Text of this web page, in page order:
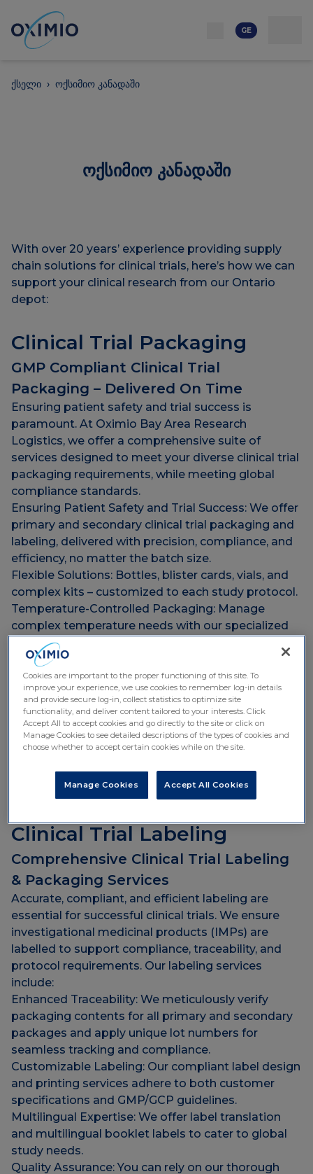
კარიერა
GE
ქსელი › ოქსიმიო კანადაში
ოქსიმიო კანადაში
With over 20 years’ experience providing supply
chain solutions for clinical trials, here’s how we can
support your clinical research from our Ontario
depot:
Clinical Trial Packaging
GMP Compliant Clinical Trial
Packaging – Delivered On Time
Ensuring patient safety and trial success is
paramount. At Oximio Bay Area Research
Logistics, we offer a comprehensive suite of
services designed to meet your diverse clinical trial
packaging requirements, while meeting global
compliance standards.
Ensuring Patient Safety and Trial Success: We offer
primary and secondary clinical trial packaging and
labeling, delivered with precision, compliance, and
efficiency, no matter the batch size.
Flexible Solutions: Bottles, blister cards, vials, and
complex kits – customized to each study protocol.
Temperature-Controlled Packaging: Manage
complex temperature needs with our specialized
environments, including cold-chain and frozen
secondary packaging for vaccines and biologics.
Risk Mitigation: We ensure validated processes
and packaging to reduce temperature excursions
and protect supply integrity.
Unwavering Agility: Flexible, responsive operations
to address unforeseen challenges without
Our commitment is to provide you with reliable
packaging that ensures your clinical trial supplies
Clinical Trial Labeling
Comprehensive Clinical Trial Labeling
& Packaging Services
Accurate, compliant, and efficient labeling are
essential for successful clinical trials. We ensure
investigational medicinal products (IMPs) are
labelled to support compliance, traceability, and
protocol requirements. Our labeling services
include:
Enhanced Traceability: We meticulously verify
packaging contents for all primary and secondary
packages and apply unique lot numbers for
seamless tracking and compliance.
Customizable Labeling: Our compliant label design
and printing services adhere to both customer
specifications and GMP/GCP guidelines.
Multilingual Expertise: We offer label translation
and multilingual booklet labels to cater to global
study needs.
Quality Assurance: You can rely on our thorough
Cookies are important to the proper functioning of this site. To
improve your experience, we use cookies to remember log-in details
and provide secure log-in, collect statistics to optimize site
functionality, and deliver content tailored to your interests. Click
Accept All to accept cookies and go directly to the site or click on
Manage Cookies to see detailed descriptions of the types of cookies and
choose whether to accept certain cookies while on the site.
Accept All Cookies
Manage Cookies